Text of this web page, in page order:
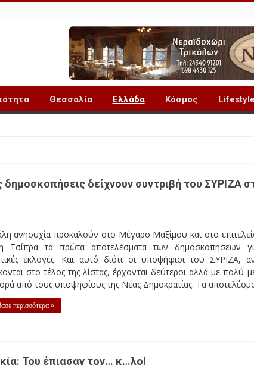
Θεσσαλία Ελλάδα Κόσμος Lifestyle
δείχνουν συντριβή του ΣΥΡΙΖΑ
ανησυχία προκαλούν στο Μέγαρο Μαξίμου και στο
Τσίπρα τα πρώτα αποτελέσματα των δημοσκοπήσεων
εκλογές. Και αυτό διότι οι υποψήφιοι του ΣΥΡΙΖΑ,
στο τέλος της λίστας, έρχονται δεύτεροι αλλά με πολύ
από τους υποψηφίους της Νέας Δημοκρατίας. Τα
περισσότερα »
Του έπιασαν τον… κ…λο!